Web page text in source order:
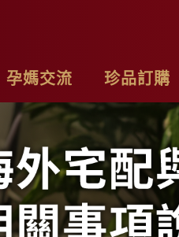
孕媽交流
最新消息
專欄作家
影片分享
珍品訂購
材套組